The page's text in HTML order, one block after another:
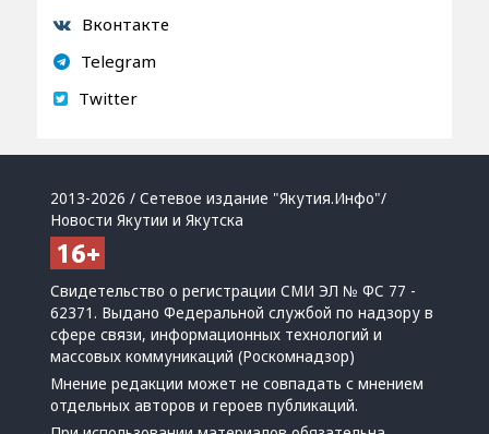
Вконтакте
Telegram
Twitter
2013-2026 / Сетевое издание "Якутия.Инфо"/
Новости Якутии и Якутска
Свидетельство о регистрации СМИ ЭЛ № ФС 77 -
62371. Выдано Федеральной службой по надзору в
сфере связи, информационных технологий и
массовых коммуникаций (Роскомнадзор)
Мнение редакции может не совпадать с мнением
отдельных авторов и героев публикаций.